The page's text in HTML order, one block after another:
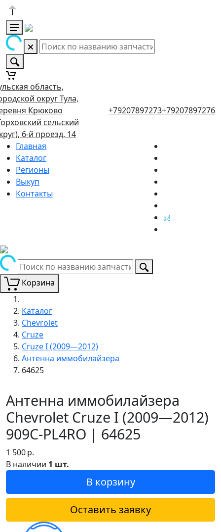
область,
округ Тула,
Крюково
сельский
6-й проезд, 14
+79207897273+79207897276
Главная
Каталог
Регионы
Выкуп
Контакты
Корзина
Каталог
Chevrolet
Cruze
Cruze I (2009—2012)
Антенна иммобилайзера
64625
Антенна иммобилайзера
Chevrolet Cruze I (2009—2012)
909C-PL4RO | 64625
1 500р.
В наличии 1 шт.
В корзину
Оставить заявку